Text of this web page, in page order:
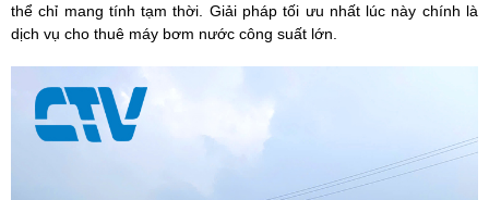
thể chỉ mang tính tạm thời. Giải pháp tối ưu nhất lúc này chính là
dịch vụ cho thuê máy bơm nước công suất lớn.